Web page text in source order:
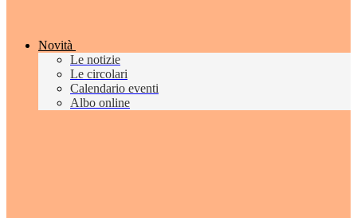
Novità
Le notizie
Le circolari
Calendario eventi
Albo online